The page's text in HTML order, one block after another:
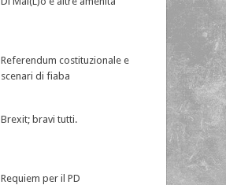
Referendum costituzionale e
scenari di fiaba
Brexit; bravi tutti.
Requiem per il PD